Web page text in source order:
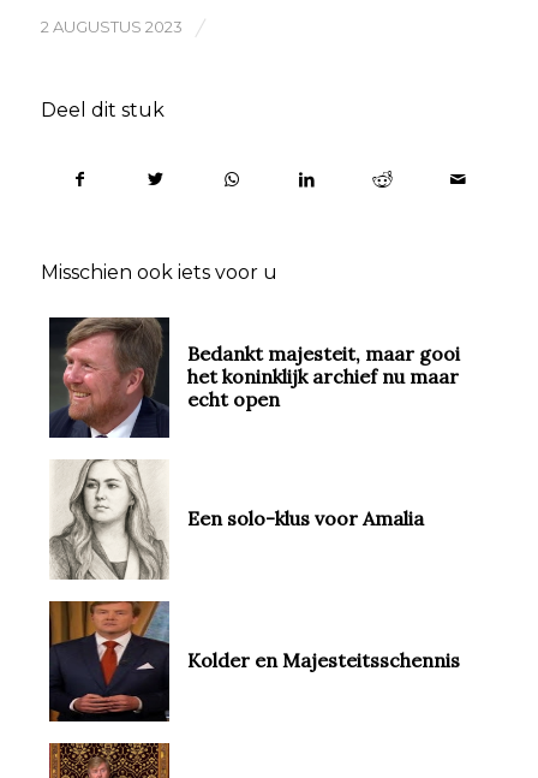
2 AUGUSTUS 2023 /
Deel dit stuk
Misschien ook iets voor u
Bedankt majesteit, maar gooi
het koninklijk archief nu maar
echt open
Een solo-klus voor Amalia
Kolder en Majesteitsschennis